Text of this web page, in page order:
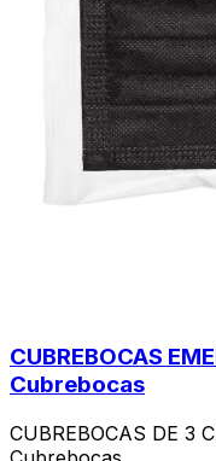
CUBREBOCAS
Cubrebocas
CUBREBOCAS DE 3